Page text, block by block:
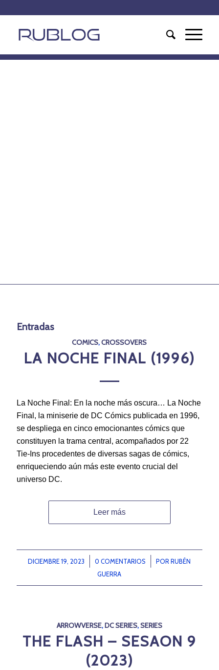
Entradas
COMICS,CROSSOVERS
LA NOCHE FINAL (1996)
La Noche Final: En la noche más oscura… La Noche
Final, la miniserie de DC Cómics publicada en 1996,
se despliega en cinco emocionantes cómics que
constituyen la trama central, acompañados por 22
Tie-Ins procedentes de diversas sagas de cómics,
enriqueciendo aún más este evento crucial del
universo DC.
Leer más
DICIEMBRE 19, 2023
/ 0 COMENTARIOS
/ PORRUBÉN
GUERRA
ARROWVERSE,DC SERIES,SERIES
THE FLASH – SESAON 9
(2023)